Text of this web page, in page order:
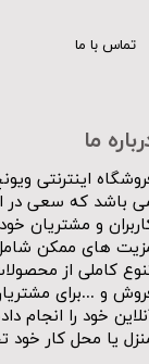
ما
اینترنتی
باشد که سعی در
و مشتریان
های ممکن
کاملی از
و ...برای
خود را انجام
یا محل کار خود
تماس با ما